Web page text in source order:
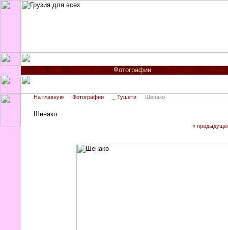
Новости Фотографии О Грузии Виза
На главную Фотографии _ Тушети Шенако
Шенако
«